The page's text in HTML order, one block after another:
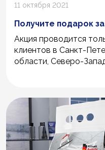
11 октября 2021
Получите подарок за
Акция проводится
клиентов в Санкт-
области, Северо-